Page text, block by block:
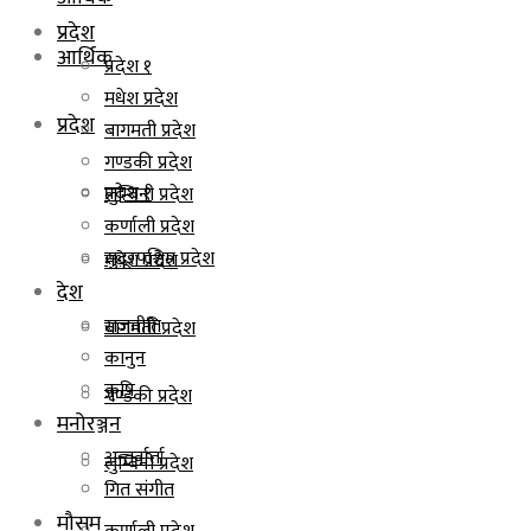
आर्थिक
प्रदेश
प्रदेश १
मधेश प्रदेश
बागमती प्रदेश
गण्डकी प्रदेश
लुम्बिनी प्रदेश
प्रदेश
प्रदेश १
मधेश प्रदेश
बागमती प्रदेश
गण्डकी प्रदेश
लुम्बिनी प्रदेश
कर्णाली प्रदेश
सुदूरपश्चिम प्रदेश
देश
राजनीति
कानुन
कृषि
मनोरञ्जन
अन्तर्वार्ता
गित संगीत
मौसम